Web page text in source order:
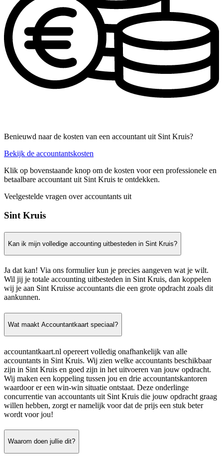
Benieuwd naar de kosten van een accountant uit Sint Kruis?
Bekijk de accountantskosten
Klik op bovenstaande knop om de kosten voor een professionele en
betaalbare accountant uit Sint Kruis te ontdekken.
Veelgestelde vragen over accountants uit
Sint Kruis
Kan ik mijn volledige accounting uitbesteden in Sint Kruis?
Ja dat kan! Via ons formulier kun je precies aangeven wat je wilt.
Wil jij je totale accounting uitbesteden in Sint Kruis, dan koppelen
wij je aan Sint Kruisse accountants die een grote opdracht zoals dit
aankunnen.
Wat maakt Accountantkaart speciaal?
accountantkaart.nl opereert volledig onafhankelijk van alle
accountants in Sint Kruis. Wij zien welke accountants beschikbaar
zijn in Sint Kruis en goed zijn in het uitvoeren van jouw opdracht.
Wij maken een koppeling tussen jou en drie accountantskantoren
waardoor er een win-win situatie ontstaat. Deze onderlinge
concurrentie van accountants uit Sint Kruis die jouw opdracht graag
willen hebben, zorgt er namelijk voor dat de prijs een stuk beter
wordt voor jou!
Waarom doen jullie dit?